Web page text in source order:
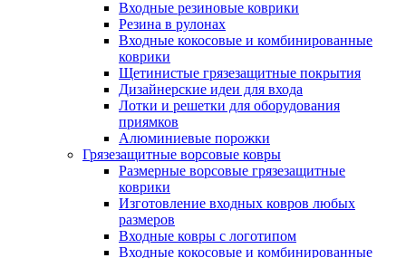
Входные резиновые коврики
Резина в рулонах
Входные кокосовые и комбинированные
коврики
Щетинистые грязезащитные покрытия
Дизайнерские идеи для входа
Лотки и решетки для оборудования
приямков
Алюминиевые порожки
Грязезащитные ворсовые ковры
Размерные ворсовые грязезащитные
коврики
Изготовление входных ковров любых
размеров
Входные ковры с логотипом
Входные кокосовые и комбинированные